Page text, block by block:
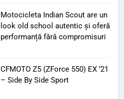
Motocicleta Indian Scout are un
look old school autentic și oferă
performanță fără compromisuri
CFMOTO Z5 (ZForce 550) EX ’21
– Side By Side Sport